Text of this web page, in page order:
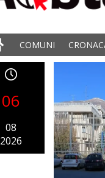
COMUNI
06
08
2026